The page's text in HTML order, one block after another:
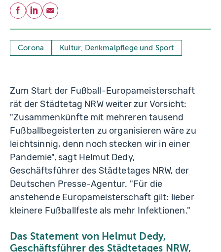
Teilen
Facebook
LinkedIn
E-Mail
Corona Kultur, Denkmalpflege und Sport
Zum Start der Fußball-Europameisterschaft
rät der Städtetag NRW weiter zur Vorsicht:
"Zusammenkünfte mit mehreren tausend
Fußballbegeisterten zu organisieren wäre zu
leichtsinnig, denn noch stecken wir in einer
Pandemie", sagt Helmut Dedy,
Geschäftsführer des Städtetages NRW, der
Deutschen Presse-Agentur. "Für die
anstehende Europameisterschaft gilt: lieber
kleinere Fußballfeste als mehr Infektionen."
Das Statement von Helmut Dedy,
Geschäftsführer des Städtetages NRW,